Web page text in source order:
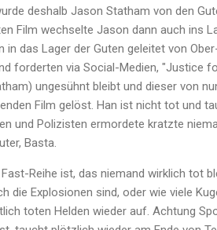
deshalb Jason Statham von den
Film wechselte Jason dann auch ins
in das Lager der Guten geleitet von
forderten via Social-Medien, "Justice
ungesühnt bleibt und dieser von
Film gelöst. Han ist nicht tot und
und Polizisten ermordete kratzte
Basta.
Reihe ist, das niemand wirklich tot
die Explosionen sind, oder wie viele
toten Helden wieder auf. Achtung